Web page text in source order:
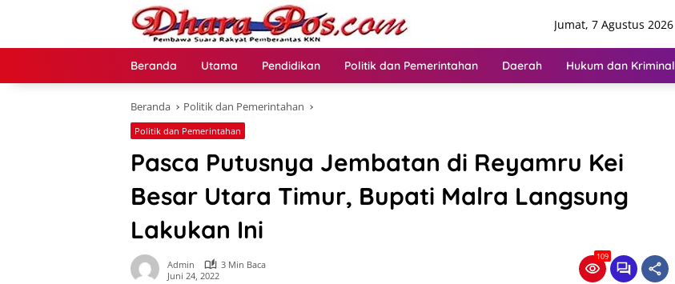
Jumat, 7 Agustus 2026
Beranda Utama Pendidikan Politik dan Pemerintahan Daerah Hukum dan Kriminal
Beranda Politik dan Pemerintahan
Politik dan Pemerintahan
Pasca Putusnya Jembatan di Reyamru Kei
Besar Utara Timur, Bupati Malra Langsung
Lakukan Ini
Admin
3 Min Baca
Juni 24, 2022
109